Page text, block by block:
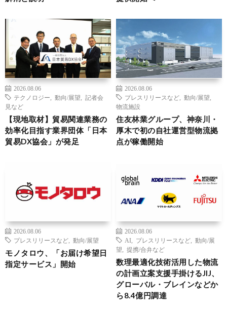
2026.08.06
テクノロジー
動向/展望
記者会
見など
【現地取材】貿易関連業務の
効率化目指す業界団体「日本
貿易DX協会」が発足
2026.08.06
プレスリリースなど
動向/展望
物流施設
住友林業グループ、神奈川・
厚木で初の自社運営型物流拠
点が稼働開始
2026.08.06
プレスリリースなど
動向/展望
モノタロウ、「お届け希望日
指定サービス」開始
2026.08.06
AI
プレスリリースなど
動向/展
望
提携/合弁など
数理最適化技術活用した物流
の計画立案支援手掛けるJIJ、
グローバル・ブレインなどか
ら8.4億円調達